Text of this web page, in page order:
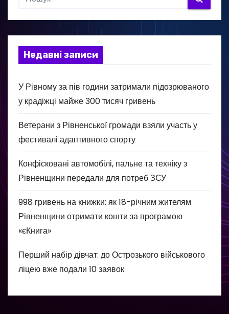
Недавні записи
У Рівному за пів години затримали підозрюваного
у крадіжці майже 300 тисяч гривень
Ветерани з Рівненської громади взяли участь у
фестивалі адаптивного спорту
Конфісковані автомобілі, пальне та техніку з
Рівненщини передали для потреб ЗСУ
998 гривень на книжки: як 18-річним жителям
Рівненщини отримати кошти за програмою
«єКнига»
Перший набір дівчат: до Острозького військового
ліцею вже подали 10 заявок